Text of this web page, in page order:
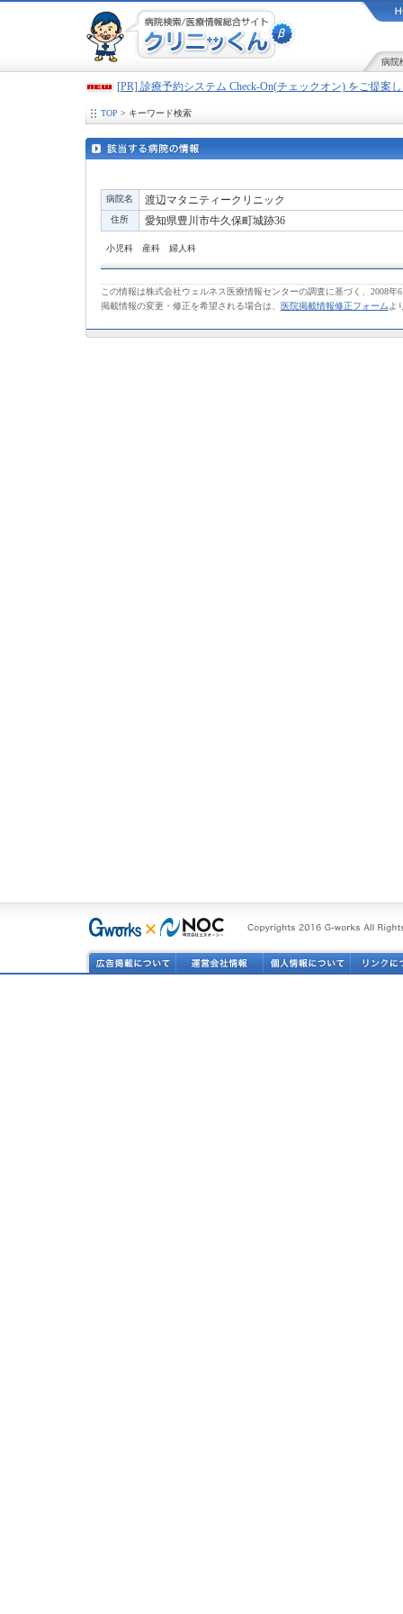
病院
[PR] 診療予約システム Check-On(チェックオン) をご提案
TOP > キーワード検索
病院名 渡辺マタニティークリニック
住所 愛知県豊川市牛久保町城跡36
小児科 産科 婦人科
この情報は株式会社ウェルネス医療情報センターの調査に基づく、2008年
掲載情報の変更・修正を希望される場合は、
医院掲載情報修正フォーム よ